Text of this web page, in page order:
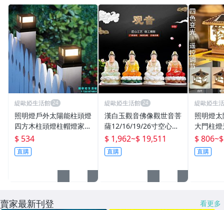
緹歐婭生活館
照明燈戶外太陽能柱頭燈
四方木柱頭燈柱帽燈家用
庭院燈圍欄燈
$ 534
直購
緹歐婭生活館
漢白玉觀音佛像觀世音菩
薩12/16/19/26寸空心實
心供奉觀音娘娘
$ 1,962~$ 19,511
直購
緹歐婭生
照明燈
大門柱
墻庭院
$ 806~
直購
賣家最新刊登 看更多